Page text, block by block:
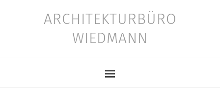
ARCHITEKTURBÜRO
WIEDMANN